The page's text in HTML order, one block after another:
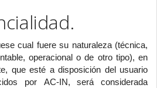
cual fuere su naturaleza (técnica,
operacional o de otro tipo), en
que esté a disposición del usuario
por AC-IN, será considerada